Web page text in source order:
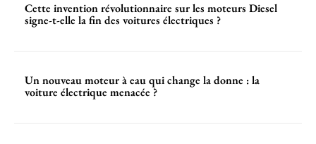
Cette invention révolutionnaire sur les moteurs Diesel
signe-t-elle la fin des voitures électriques ?
Un nouveau moteur à eau qui change la donne : la
voiture électrique menacée ?